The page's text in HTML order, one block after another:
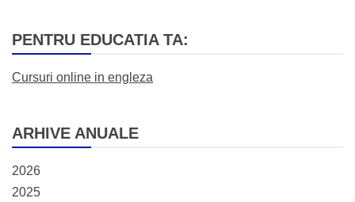
PENTRU EDUCATIA TA:
Cursuri online in engleza
ARHIVE ANUALE
2026
2025